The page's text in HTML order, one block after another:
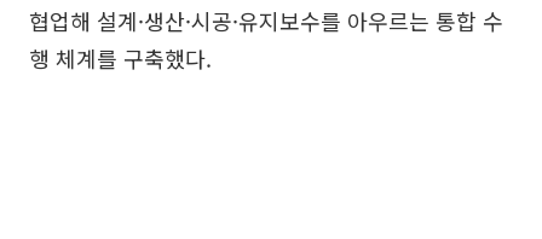
협업해 설계·생산·시공·유지보수를 아우르는 통합 수
행 체계를 구축했다.